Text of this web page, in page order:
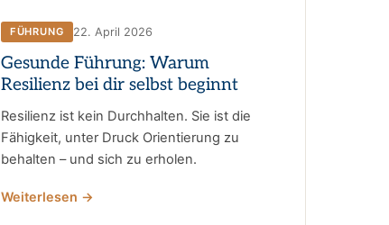
FÜHRUNG 22. April 2026
Gesunde Führung: Warum
Resilienz bei dir selbst beginnt
Resilienz ist kein Durchhalten. Sie ist die
Fähigkeit, unter Druck Orientierung zu
behalten – und sich zu erholen.
Weiterlesen →